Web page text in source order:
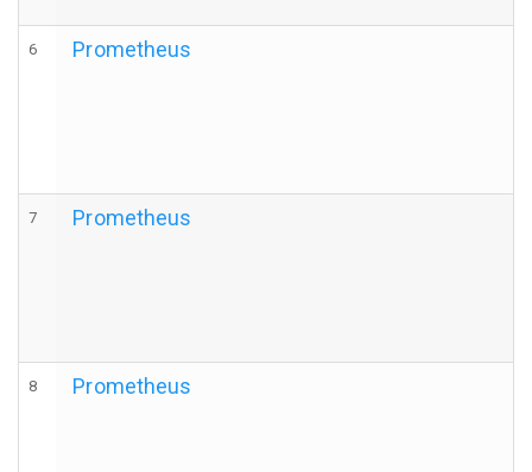
6 Prometheus
7 Prometheus
8 Prometheus